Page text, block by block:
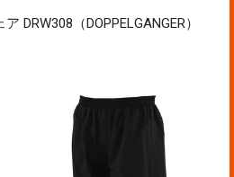
DRW308（DOPPELGANGER）